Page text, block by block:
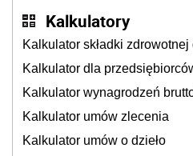
Kalkulatory
Kalkulator składki
Kalkulator dla
Kalkulator wynagrodzeń
Kalkulator umów zlecenia
Kalkulator umów o dzieło